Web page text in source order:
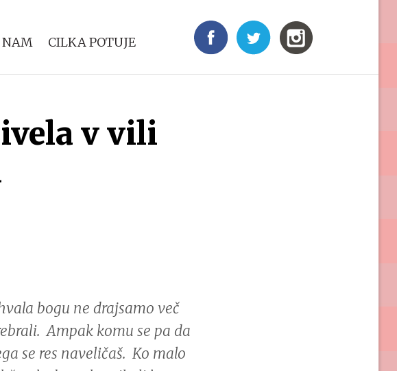
NAM CILKA POTUJE
v vili
bogu ne drajsamo več
Ampak komu se pa da
se res naveličaš. Ko malo